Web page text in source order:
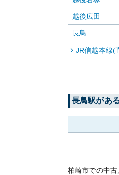
越後広田
長鳥
JR信越本線(
長鳥駅があ
柏崎市での中